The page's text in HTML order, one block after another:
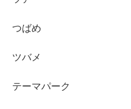
つばめ
ツバメ
テーマパーク